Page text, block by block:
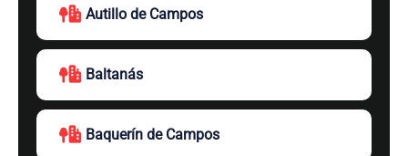
Autillo de Campos
Baltanás
Baquerín de Campos